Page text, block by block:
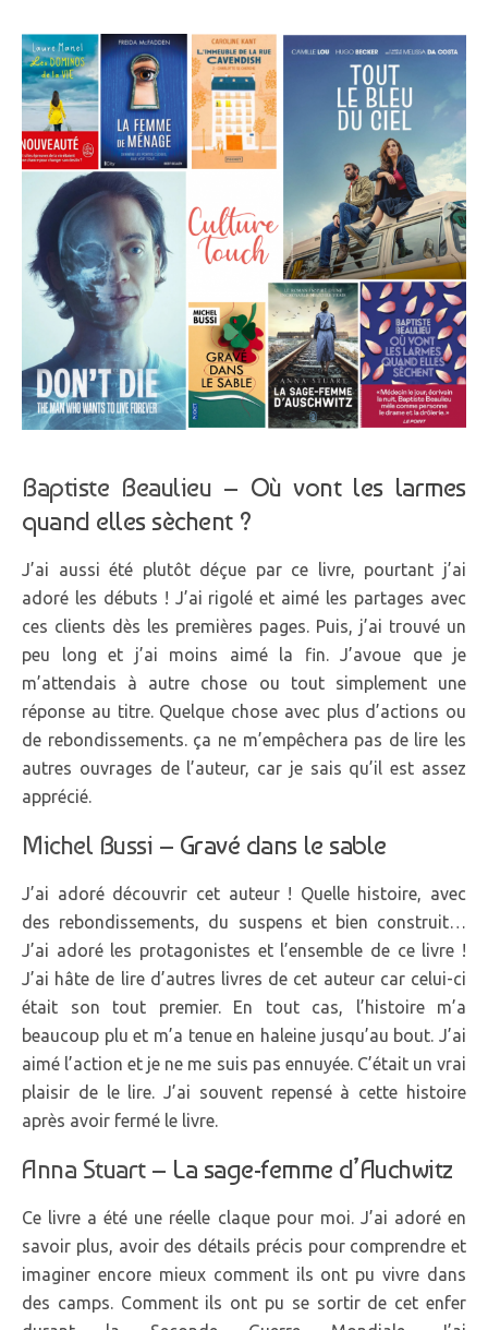
Baptiste Beaulieu – Où vont les larmes
quand elles sèchent ?
J’ai aussi été plutôt déçue par ce livre, pourtant j’ai
adoré les débuts ! J’ai rigolé et aimé les partages avec
ces clients dès les premières pages. Puis, j’ai trouvé un
peu long et j’ai moins aimé la fin. J’avoue que je
m’attendais à autre chose ou tout simplement une
réponse au titre. Quelque chose avec plus d’actions ou
de rebondissements. ça ne m’empêchera pas de lire les
autres ouvrages de l’auteur, car je sais qu’il est assez
apprécié.
Michel Bussi – Gravé dans le sable
J’ai adoré découvrir cet auteur ! Quelle histoire, avec
des rebondissements, du suspens et bien construit…
J’ai adoré les protagonistes et l’ensemble de ce livre !
J’ai hâte de lire d’autres livres de cet auteur car celui-ci
était son tout premier. En tout cas, l’histoire m’a
beaucoup plu et m’a tenue en haleine jusqu’au bout. J’ai
aimé l’action et je ne me suis pas ennuyée. C’était un vrai
plaisir de le lire. J’ai souvent repensé à cette histoire
après avoir fermé le livre.
Anna Stuart – La sage-femme d’Auchwitz
Ce livre a été une réelle claque pour moi. J’ai adoré en
savoir plus, avoir des détails précis pour comprendre et
imaginer encore mieux comment ils ont pu vivre dans
des camps. Comment ils ont pu se sortir de cet enfer